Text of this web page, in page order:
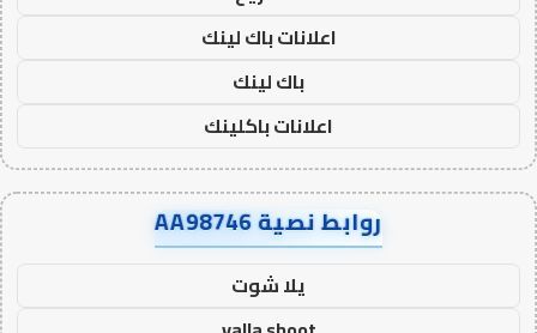
اعلانات باك لينك
باك لينك
اعلانات باكلينك
روابط نصية AA98746
يلا شوت